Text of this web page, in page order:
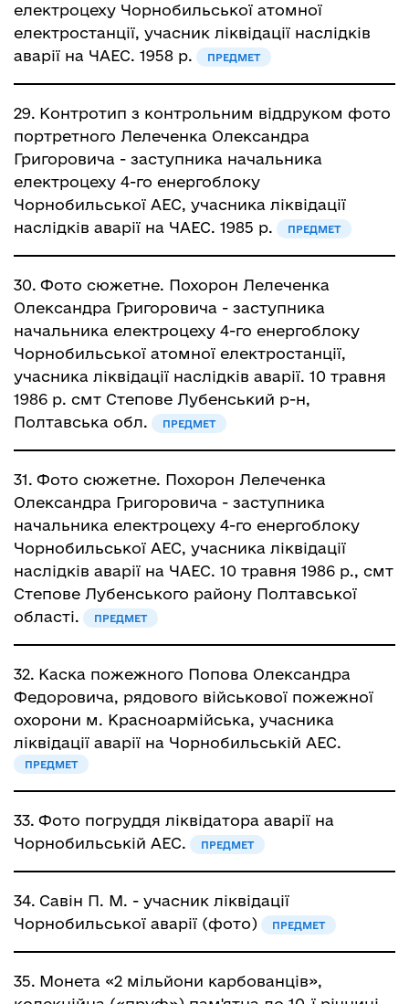
електроцеху Чорнобильської атомної
електростанції, учасник ліквідації наслідків
аварії на ЧАЕС. 1958 р.
ПРЕДМЕТ
29. Контротип з контрольним віддруком фото
портретного Лелеченка Олександра
Григоровича - заступника начальника
електроцеху 4-го енергоблоку
Чорнобильської АЕС, учасника ліквідації
наслідків аварії на ЧАЕС. 1985 р.
ПРЕДМЕТ
30. Фото сюжетне. Похорон Лелеченка
Олександра Григоровича - заступника
начальника електроцеху 4-го енергоблоку
Чорнобильської атомної електростанції,
учасника ліквідації наслідків аварії. 10 травня
1986 р. смт Степове Лубенський р-н,
Полтавська обл.
ПРЕДМЕТ
31. Фото сюжетне. Похорон Лелеченка
Олександра Григоровича - заступника
начальника електроцеху 4-го енергоблоку
Чорнобильської АЕС, учасника ліквідації
наслідків аварії на ЧАЕС. 10 травня 1986 р., смт
Степове Лубенського району Полтавської
області.
ПРЕДМЕТ
32. Каска пожежного Попова Олександра
Федоровича, рядового військової пожежної
охорони м. Красноармійська, учасника
ліквідації аварії на Чорнобильській АЕС.
ПРЕДМЕТ
33. Фото погруддя ліквідатора аварії на
Чорнобильській АЕС.
ПРЕДМЕТ
34. Савін П. М. - учасник ліквідації
Чорнобильської аварії (фото)
ПРЕДМЕТ
35. Монета «2 мільйони карбованців»,